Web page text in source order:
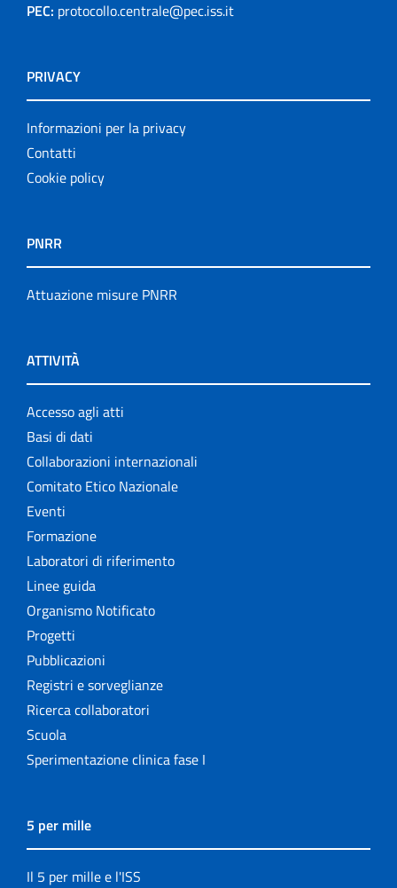
PEC: protocollo.centrale@pec.iss.it
PRIVACY
Informazioni per la privacy
Contatti
Cookie policy
PNRR
Attuazione misure PNRR
ATTIVITÀ
Accesso agli atti
Basi di dati
Collaborazioni internazionali
Comitato Etico Nazionale
Eventi
Formazione
Laboratori di riferimento
Linee guida
Organismo Notificato
Progetti
Pubblicazioni
Registri e sorveglianze
Ricerca collaboratori
Scuola
Sperimentazione clinica fase I
5 per mille
Il 5 per mille e l'ISS